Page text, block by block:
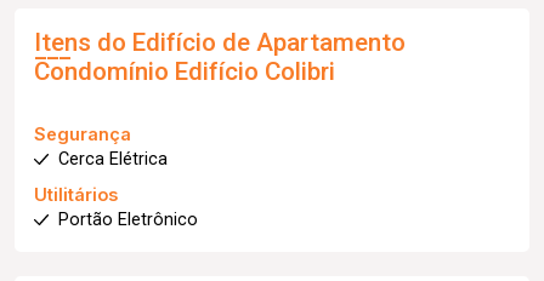
Itens do Edifício de Apartamento
Condomínio Edifício Colibri
Segurança
Cerca Elétrica
Utilitários
Portão Eletrônico